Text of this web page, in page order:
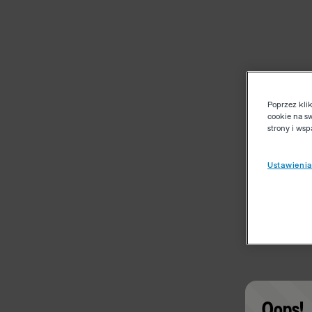
Poprzez
cookie na
strony i